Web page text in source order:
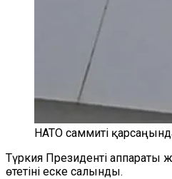
НАТО саммиті
Түркия Президенті
өтетіні еске салынды.